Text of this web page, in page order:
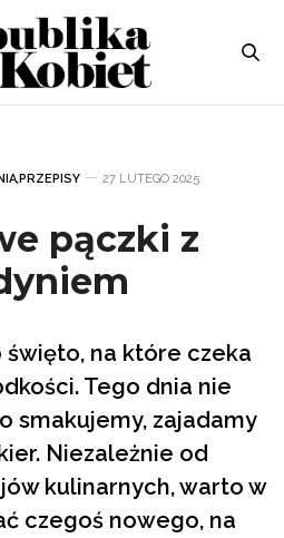
,PRZEPISY 27 LUTEGO 2025
pączki z
święto, na które czeka
Tego dnia nie
smakujemy, zajadamy
Niezależnie od
kulinarnych, warto w
czegoś nowego, na